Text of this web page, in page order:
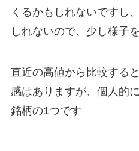
くるかもしれないですし
しれないので、少し様子
直近の高値から比較する
感はありますが、個人的
銘柄の1つです